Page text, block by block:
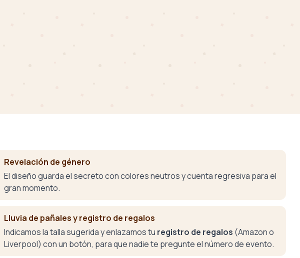
Revelación de género
El diseño guarda el secreto con colores neutros y cuenta regresiva para el
gran momento.
Lluvia de pañales y registro de regalos
Indicamos la talla sugerida y enlazamos tu registro de regalos (Amazon o
Liverpool) con un botón, para que nadie te pregunte el número de evento.